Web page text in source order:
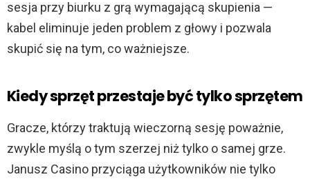
sesja przy biurku z grą wymagającą skupienia —
kabel eliminuje jeden problem z głowy i pozwala
skupić się na tym, co ważniejsze.
Kiedy sprzęt przestaje być tylko sprzętem
Gracze, którzy traktują wieczorną sesję poważnie,
zwykle myślą o tym szerzej niż tylko o samej grze.
Janusz Casino przyciąga użytkowników nie tylko